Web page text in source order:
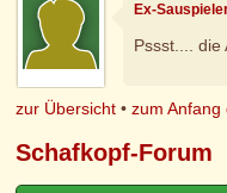
Ex-
Pssst.... die
zur Übersicht •zum Anfang
Schafkopf-Forum